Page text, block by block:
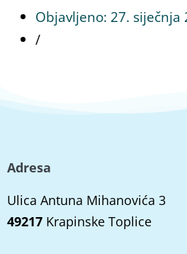
Objavljeno: 27. siječnja
/
Adresa
Ulica Antuna Mihanovića 3
49217 Krapinske Toplice